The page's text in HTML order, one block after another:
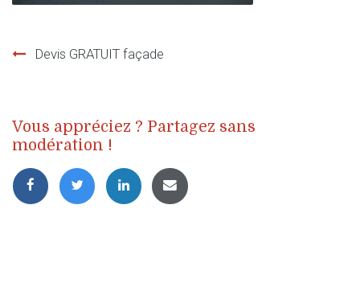
l’article
Devis GRATUIT façade
Vous appréciez ? Partagez sans
modération !